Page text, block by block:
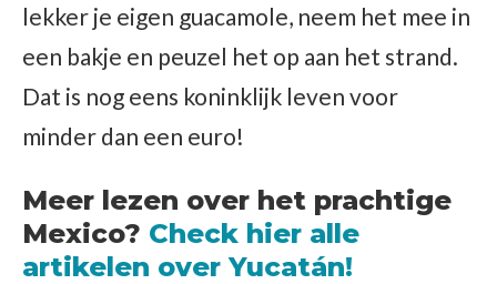
lekker je eigen guacamole, neem het mee in
een bakje en peuzel het op aan het strand.
Dat is nog eens koninklijk leven voor
minder dan een euro!
Meer lezen over het prachtige
Mexico? Check hier alle
artikelen over Yucatán!